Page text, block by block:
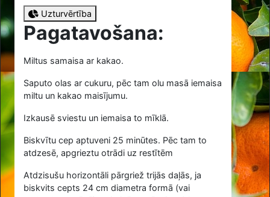
Uzturvērtība
Pagatavošana:
Miltus samaisa ar kakao.
Saputo olas ar cukuru, pēc tam olu masā iemaisa
miltu un kakao maisījumu.
Izkausē sviestu un iemaisa to mīklā.
Biskvītu cep aptuveni 25 minūtes. Pēc tam to
atdzesē, apgrieztu otrādi uz restītēm
Atdzisušu horizontāli pārgriež trijās daļās, ja
biskvits cepts 24 cm diametra formā (vai